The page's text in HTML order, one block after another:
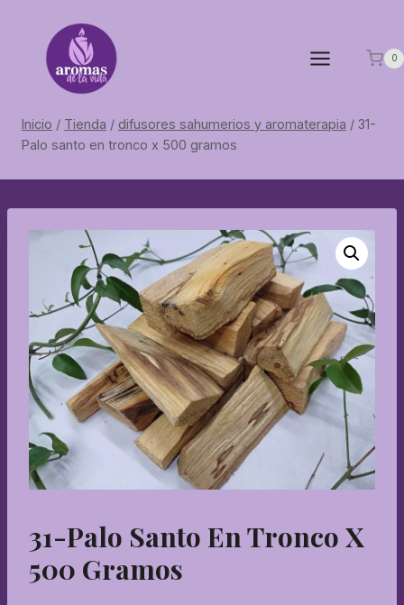
contenido
0
Inicio / Tienda / difusores sahumerios y aromaterapia / 31-
Palo santo en tronco x 500 gramos
31-Palo Santo En Tronco X
500 Gramos